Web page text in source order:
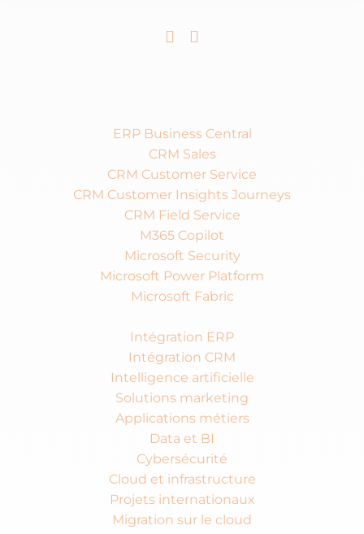
Linkedin
ERP Business Central
CRM Sales
CRM Customer Service
CRM Customer Insights Journeys
CRM Field Service
M365 Copilot
Microsoft Security
Microsoft Power Platform
Microsoft Fabric
Intégration ERP
Intégration CRM
Intelligence artificielle
Solutions marketing
Applications métiers
Data et BI
Cybersécurité
Cloud et infrastructure
Projets internationaux
Migration sur le cloud